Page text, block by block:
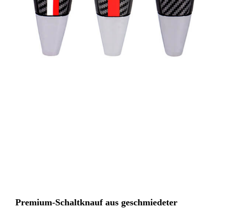
Premium-Schaltknauf aus geschmiedeter